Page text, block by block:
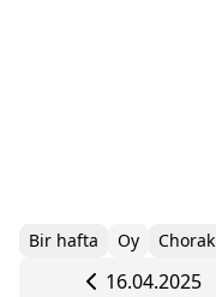
Bir hafta Oy Chorak
16.04.2025